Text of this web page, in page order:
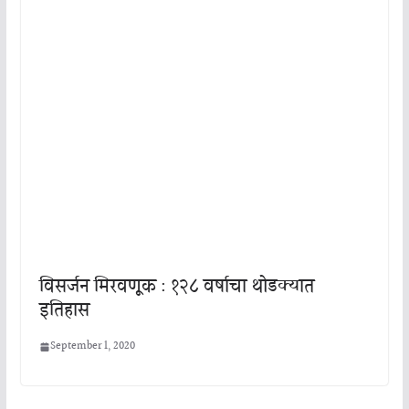
विसर्जन मिरवणूक : १२८ वर्षाचा थोडक्यात
इतिहास
September 1, 2020